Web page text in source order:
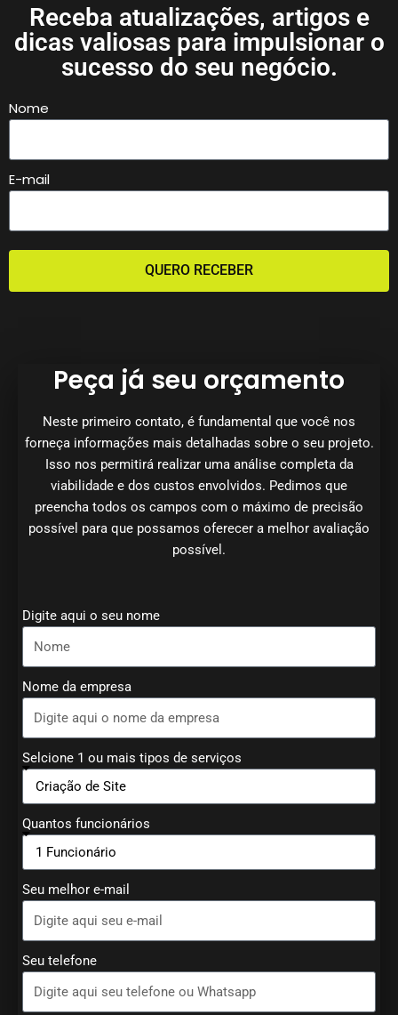
Receba atualizações, artigos e
dicas valiosas para impulsionar o
sucesso do seu negócio.
Nome
E-mail
QUERO RECEBER
Peça já seu orçamento
Neste primeiro contato, é fundamental que você nos
forneça informações mais detalhadas sobre o seu projeto.
Isso nos permitirá realizar uma análise completa da
viabilidade e dos custos envolvidos. Pedimos que
preencha todos os campos com o máximo de precisão
possível para que possamos oferecer a melhor avaliação
possível.
Digite aqui o seu nome
Nome da empresa
Selcione 1 ou mais tipos de serviços
Quantos funcionários
Seu melhor e-mail
Seu telefone